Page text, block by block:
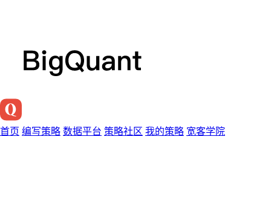
首页 编写策略 数据平台 策略社区 我的策略 宽客学院